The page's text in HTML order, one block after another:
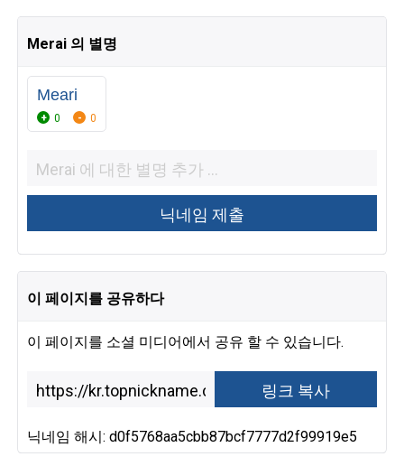
Merai 의 별명
Meari
0 0
이 페이지를 공유하다
이 페이지를 소셜 미디어에서 공유 할 수 있습니다.
닉네임 해시: d0f5768aa5cbb87bcf7777d2f99919e5